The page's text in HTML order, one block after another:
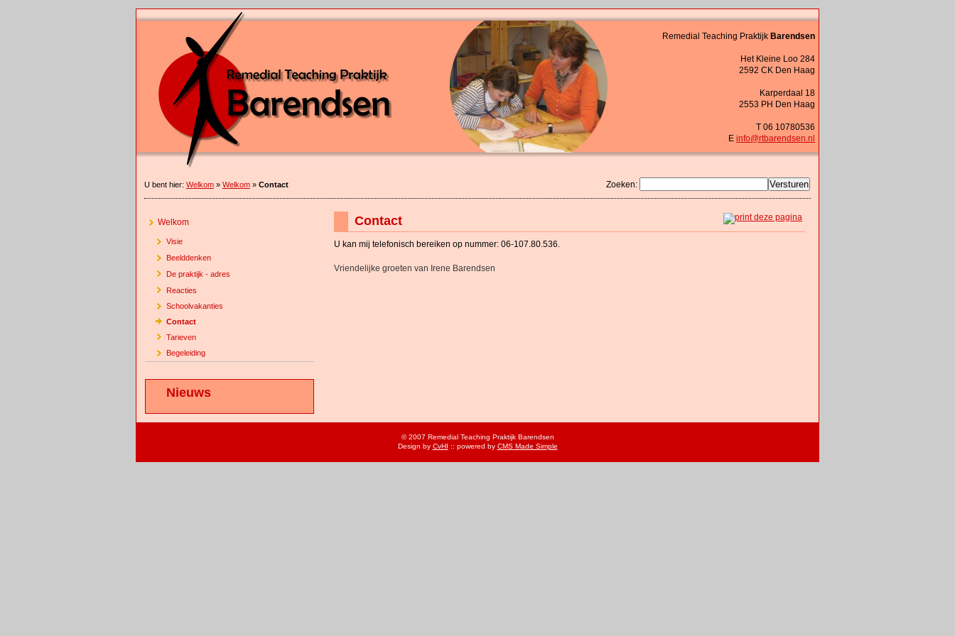
Remedial Teaching Praktijk Barendsen
Het Kleine Loo 284
2592 CK Den Haag
Karperdaal 18
2553 PH Den Haag
T 06 10780536
Einfo@rtbarendsen.nl
Zoeken:
U bent hier: Welkom» Welkom» Contact
Welkom
Visie
Beelddenken
De praktijk - adres
Reacties
Schoolvakanties
Contact
Tarieven
Begeleiding
Nieuws
Contact
U kan mij telefonisch bereiken op nummer: 06-107.80.536.
Vriendelijke groeten van Irene Barendsen
© 2007 Remedial Teaching Praktijk Barendsen
Design by CvHI :: powered by CMS Made Simple